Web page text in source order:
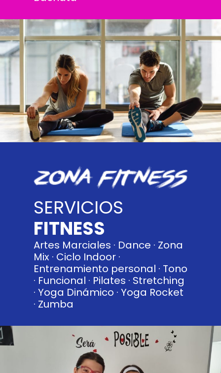
SERVICIOS
FITNESS
Artes Marciales · Dance · Zona
Mix · Ciclo Indoor ·
Entrenamiento personal · Tono
· Funcional · Pilates · Stretching
· Yoga Dinámico · Yoga Rocket
· Zumba